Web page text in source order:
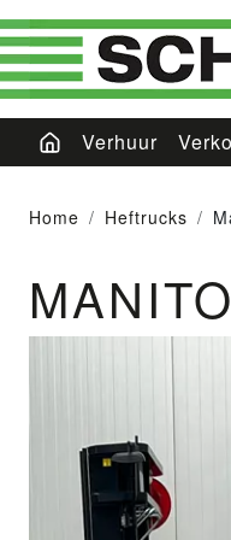
Verhuur
Home Heftrucks